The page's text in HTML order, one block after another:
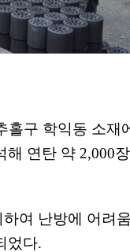
홀구 학익동 소재
해 연탄 약 2,000
여 난방에 어려
었다.